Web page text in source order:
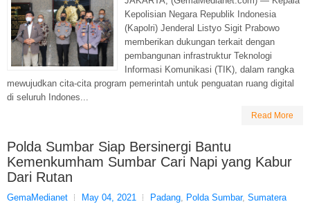
Kepolisian Negara Republik Indonesia
(Kapolri) Jenderal Listyo Sigit Prabowo
memberikan dukungan terkait dengan
pembangunan infrastruktur Teknologi
Informasi Komunikasi (TIK), dalam rangka
mewujudkan cita-cita program pemerintah untuk penguatan ruang digital
di seluruh Indones...
Read More
Polda Sumbar Siap Bersinergi Bantu
Kemenkumham Sumbar Cari Napi yang Kabur
Dari Rutan
GemaMedianet May 04, 2021 Padang, Polda Sumbar, Sumatera